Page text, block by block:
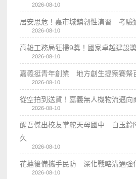
2026-08-10
居安思危！嘉市城鎮韌性演習 考驗
2026-08-10
高雄工務局狂掃9獎！國家卓越建設
2026-08-10
嘉義挺青年創業 地方創生提案賽祭
2026-08-10
從空拍到送貨！嘉義無人機物流邁向
2026-08-10
醒吾傑出校友掌舵天母國中 白玉鈴
久
2026-08-10
花蓮後備攜手民防 深化戰略溝通強
2026-08-10